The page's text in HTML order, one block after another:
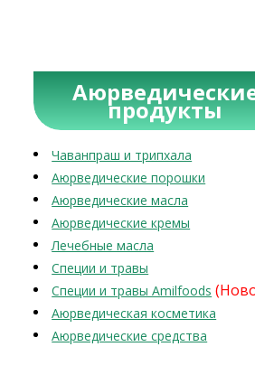
продукты
Чаванпраш и трипхала
Аюрведические порошки
Аюрведические масла
Аюрведические кремы
Лечебные масла
Специи и травы
Специи и травы Amilfoods
Аюрведическая косметика
Аюрведические средства